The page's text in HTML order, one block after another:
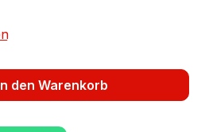
Wert
den Warenkorb